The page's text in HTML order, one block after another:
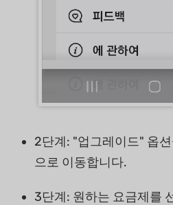
2단계: "업그레이드" 옵
으로 이동합니다.
3단계: 원하는 요금제를